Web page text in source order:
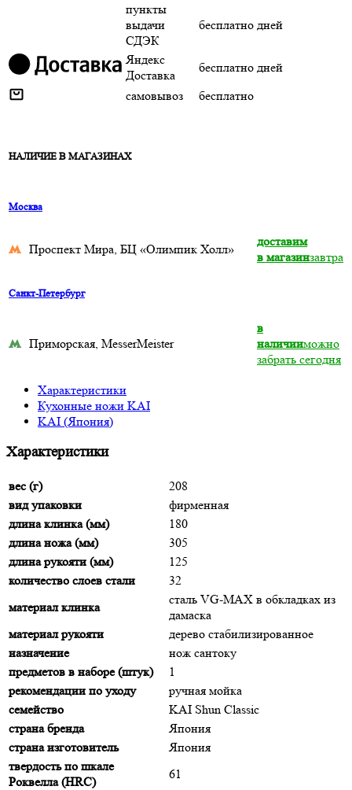
пункты
выдачи
СДЭК
бесплатно дней
Яндекс
Доставка
бесплатно дней
самовывоз
бесплатно
НАЛИЧИЕ В МАГАЗИНАХ
Москва
Проспект Мира, БЦ «Олимпик Холл»
доставим
в магазинзавтра
Санкт-Петербург
Приморская, MesserMeister
в
наличииможно
забрать сегодня
Характеристики
Кухонные ножи KAI
KAI (Япония)
Характеристики
вес (г)
208
вид упаковки
фирменная
длина клинка (мм)
180
длина ножа (мм)
305
длина рукояти (мм)
125
количество слоев стали
32
материал клинка
сталь VG-MAX в обкладках из
дамаска
материал рукояти
дерево стабилизированное
назначение
нож сантоку
предметов в наборе (штук)
1
рекомендации по уходу
ручная мойка
семейство
KAI Shun Classic
страна бренда
Япония
страна изготовитель
Япония
твердость по шкале
Роквелла (HRC)
61